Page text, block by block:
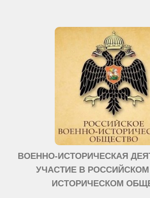
ВОЕННО-ИСТОРИЧЕСКАЯ
УЧАСТИЕ В
ИСТОРИЧЕСКОМ